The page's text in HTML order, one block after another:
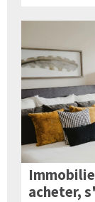
acheter,